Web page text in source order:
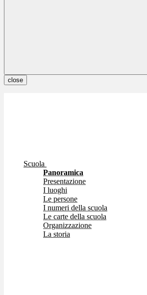
close
Scuola
Panoramica
Presentazione
I luoghi
Le persone
I numeri della scuola
Le carte della scuola
Organizzazione
La storia